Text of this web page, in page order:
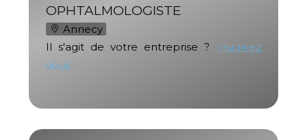
OPHTALMOLOGISTE
Annecy
Il s'agit de votre entreprise ?
Inscrivez
vous !